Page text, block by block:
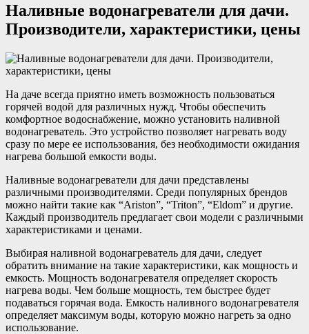
Наливные водонагреватели для дачи.
Производители, характеристики, цены
На даче всегда приятно иметь возможность пользоваться
горячей водой для различных нужд. Чтобы обеспечить
комфортное водоснабжение, можно установить наливной
водонагреватель. Это устройство позволяет нагревать воду
сразу по мере ее использования, без необходимости ожидания
нагрева большой емкости воды.
Наливные водонагреватели для дачи представлены
различными производителями. Среди популярных брендов
можно найти такие как “Ariston”, “Triton”, “Eldom” и другие.
Каждый производитель предлагает свои модели с различными
характеристиками и ценами.
Выбирая наливной водонагреватель для дачи, следует
обратить внимание на такие характеристики, как мощность и
емкость. Мощность водонагревателя определяет скорость
нагрева воды. Чем больше мощность, тем быстрее будет
подаваться горячая вода. Емкость наливного водонагревателя
определяет максимум воды, которую можно нагреть за одно
использование.